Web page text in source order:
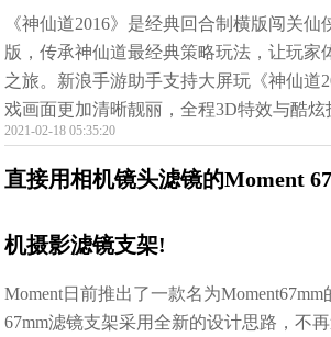
《神仙道2016》是经典回合制横版闯关仙
版，传承神仙道最经典策略玩法，让玩家
之旅。新浪手游助手支持大屏玩《神仙道
戏画面更加清晰靓丽，全程3D特效与酷炫
2021-02-18 05:35:20
直接用相机镜头滤镜的Moment
机摄影滤镜支架!
Moment日前推出了一款名为
67mm滤镜支架采用全新的设计思路，不